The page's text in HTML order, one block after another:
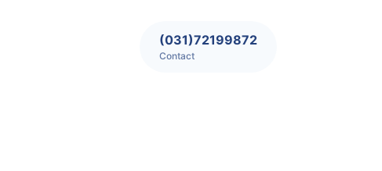
(031)72199872
Contact